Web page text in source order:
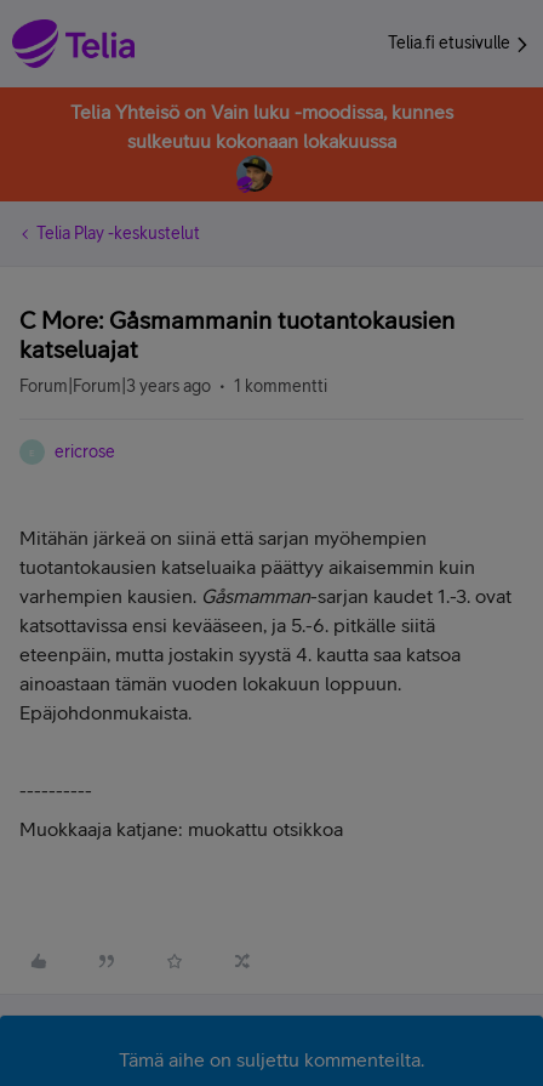
Telia.fi etusivulle
Telia Yhteisö on Vain luku -moodissa, kunnes
sulkeutuu kokonaan lokakuussa
Telia Play -keskustelut
C More: Gåsmammanin tuotantokausien
katseluajat
Forum|Forum|3 years ago 1 kommentti
ericrose
Mitähän järkeä on siinä että sarjan myöhempien
tuotantokausien katseluaika päättyy aikaisemmin kuin
varhempien kausien. Gåsmamman-sarjan kaudet 1.-3. ovat
katsottavissa ensi kevääseen, ja 5.-6. pitkälle siitä
eteenpäin, mutta jostakin syystä 4. kautta saa katsoa
ainoastaan tämän vuoden lokakuun loppuun.
Epäjohdonmukaista.
----------
Muokkaaja katjane: muokattu otsikkoa
Tämä aihe on suljettu kommenteilta.